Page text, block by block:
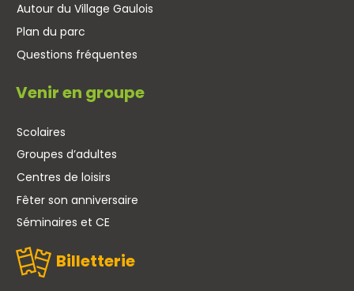
Autour du Village Gaulois
Plan du parc
Questions fréquentes
Venir en groupe
Scolaires
Groupes d’adultes
Centres de loisirs
Fêter son anniversaire
Séminaires et CE
Billetterie